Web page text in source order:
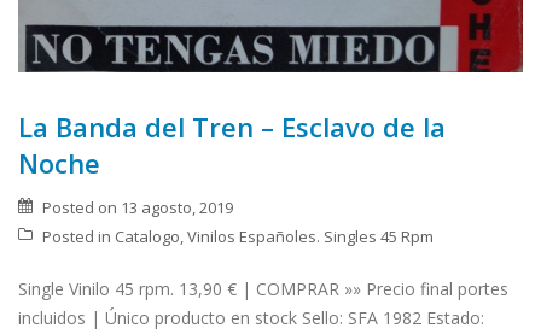
La Banda del Tren – Esclavo de la
Noche
Posted on 13 agosto, 2019
Posted in Catalogo,Vinilos Españoles. Singles 45 Rpm
Single Vinilo 45 rpm. 13,90 € | COMPRAR »» Precio final portes
incluidos | Único producto en stock Sello: SFA 1982 Estado: